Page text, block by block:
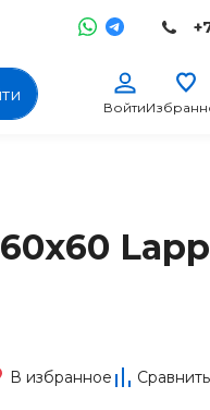
Войти
В избранное Сравнить